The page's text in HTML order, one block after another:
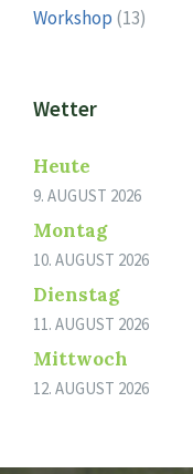
Workshop (13)
Wetter
Heute
9. AUGUST 2026
Montag
10. AUGUST 2026
Dienstag
11. AUGUST 2026
Mittwoch
12. AUGUST 2026